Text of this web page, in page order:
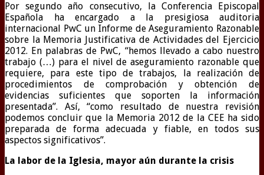
Por segundo año consecutivo, la Conferencia Episcopal
Española ha encargado a la presigiosa auditoria
internacional PwC un Informe de Aseguramiento Razonable
sobre la Memoria Justificativa de Actividades del Ejercicio
2012. En palabras de PwC, “hemos llevado a cabo nuestro
trabajo (…) para el nivel de aseguramiento razonable que
requiere, para este tipo de trabajos, la realización de
procedimientos de comprobación y obtención de
evidencias suficientes que soporten la información
presentada”. Así, “como resultado de nuestra revisión
podemos concluir que la Memoria 2012 de la CEE ha sido
preparada de forma adecuada y fiable, en todos sus
aspectos significativos”.
La labor de la Iglesia, mayor aún durante la crisis